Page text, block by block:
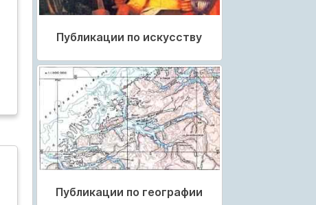
Публикации по искусству
Публикации по географии